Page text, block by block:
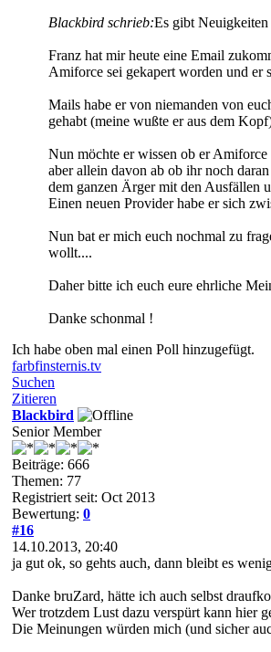
Blackbird schrieb:Es gibt
Franz hat mir heute eine Email
Amiforce sei gekapert worden und er
Mails habe er von niemanden von
gehabt (meine wußte er aus dem
Nun möchte er wissen ob er
aber allein davon ab ob ihr noch
dem ganzen Ärger mit den Ausfällen
Einen neuen Provider habe er sich
Nun bat er mich euch nochmal zu
wollt....
Daher bitte ich euch eure ehrliche
Danke schonmal !
Ich habe oben mal einen Poll hinzugefügt.
farbfinsternis.tv
Suchen
Zitieren
Blackbird
Senior Member
Beiträge: 666
Themen: 77
Registriert seit: Oct 2013
Bewertung: 0
#16
14.10.2013, 20:40
ja gut ok, so gehts auch, dann bleibt es
Danke bruZard, hätte ich auch selbst
Wer trotzdem Lust dazu verspürt kann hier
Die Meinungen würden mich (und sicher